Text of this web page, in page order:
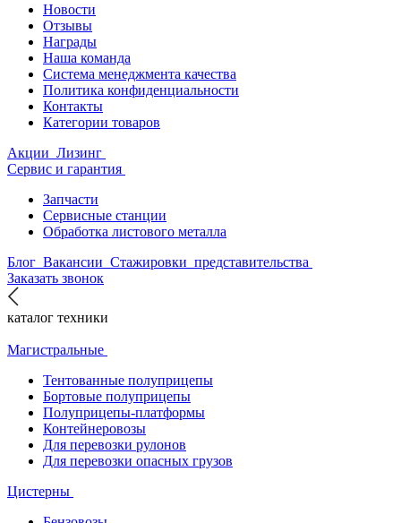
Новости
Отзывы
Награды
Наша команда
Система менеджмента качества
Политика конфиденциальности
Контакты
Категории товаров
Акции Лизинг
Сервис и гарантия
Запчасти
Сервисные станции
Обработка листового металла
Блог Вакансии Стажировки представительства
Заказать звонок
каталог техники
Магистральные
Тентованные полуприцепы
Бортовые полуприцепы
Полуприцепы-платформы
Контейнеровозы
Для перевозки рулонов
Для перевозки опасных грузов
Цистерны